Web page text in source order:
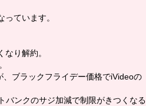
ています。
り解約。
ブラックフライデー価格でiVideoの
バンクのサジ加減で制限がきつくなる